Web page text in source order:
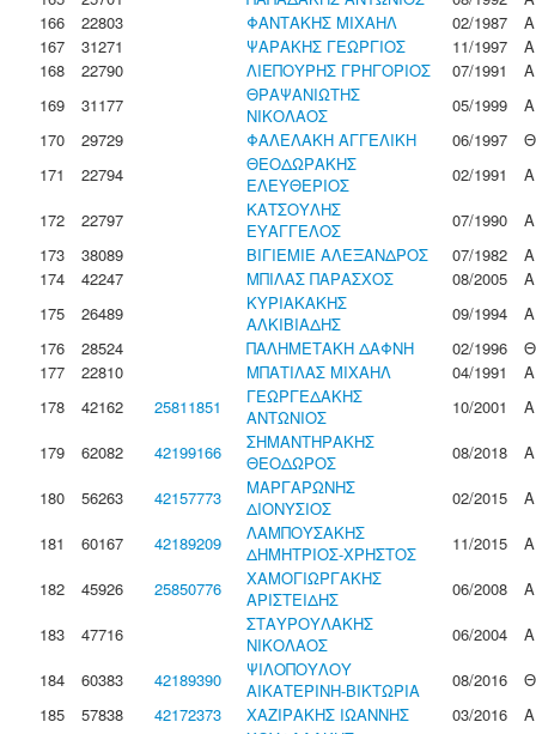
166
22803 ΦΑΝΤΑΚΗΣ ΜΙΧΑΗΛ 02/1987
Α
167
31271 ΨΑΡΑΚΗΣ ΓΕΩΡΓΙΟΣ 11/1997
Α
168
22790 ΛΙΕΠΟΥΡΗΣ ΓΡΗΓΟΡΙΟΣ 07/1991
Α
169
31177
ΘΡΑΨΑΝΙΩΤΗΣ
ΝΙΚΟΛΑΟΣ
05/1999
Α
170
29729 ΦΑΛΕΛΑΚΗ ΑΓΓΕΛΙΚΗ 06/1997
Θ
171
22794
ΘΕΟΔΩΡΑΚΗΣ
ΕΛΕΥΘΕΡΙΟΣ
02/1991
Α
172
22797
ΚΑΤΣΟΥΛΗΣ
ΕΥΑΓΓΕΛΟΣ
07/1990
Α
173
38089 ΒΙΓΙΕΜΙΕ ΑΛΕΞΑΝΔΡΟΣ 07/1982
Α
174
42247 ΜΠΙΛΑΣ ΠΑΡΑΣΧΟΣ 08/2005
Α
175
26489
ΚΥΡΙΑΚΑΚΗΣ
ΑΛΚΙΒΙΑΔΗΣ
09/1994
Α
176
28524 ΠΑΛΗΜΕΤΑΚΗ ΔΑΦΝΗ 02/1996
Θ
177
22810 ΜΠΑΤΙΛΑΣ ΜΙΧΑΗΛ 04/1991
Α
178
42162 25811851
ΓΕΩΡΓΕΔΑΚΗΣ
ΑΝΤΩΝΙΟΣ
10/2001
Α
179
62082 42199166
ΣΗΜΑΝΤΗΡΑΚΗΣ
ΘΕΟΔΩΡΟΣ
08/2018
Α
180
56263 42157773
ΜΑΡΓΑΡΩΝΗΣ
ΔΙΟΝΥΣΙΟΣ
02/2015
Α
181
60167 42189209
ΛΑΜΠΟΥΣΑΚΗΣ
ΔΗΜΗΤΡΙΟΣ-ΧΡΗΣΤΟΣ
11/2015
Α
182
45926 25850776
ΧΑΜΟΓΙΩΡΓΑΚΗΣ
ΑΡΙΣΤΕΙΔΗΣ
06/2008
Α
183
47716
ΣΤΑΥΡΟΥΛΑΚΗΣ
ΝΙΚΟΛΑΟΣ
06/2004
Α
184
60383 42189390
ΨΙΛΟΠΟΥΛΟΥ
ΑΙΚΑΤΕΡΙΝΗ-ΒΙΚΤΩΡΙΑ
08/2016
Θ
185
57838 42172373 ΧΑΖΙΡΑΚΗΣ ΙΩΑΝΝΗΣ 03/2016
Α